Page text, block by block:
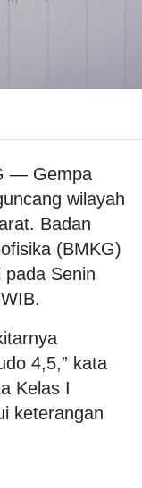
— Gempa
wilayah
Badan
(BMKG)
Senin
4,5,” kata
Kelas I
keterangan